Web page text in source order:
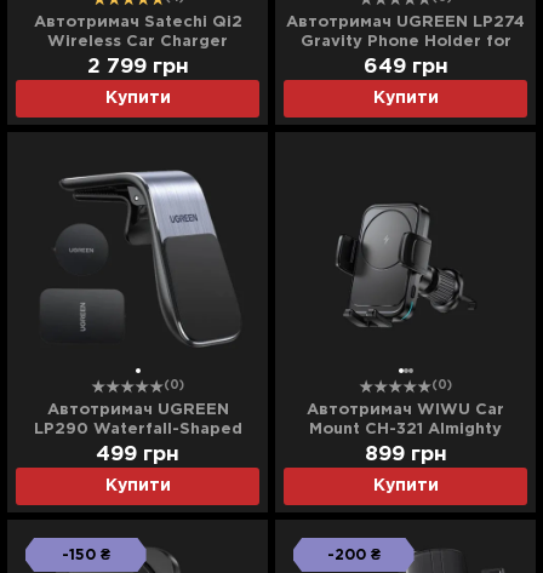
Автотримач Satechi Qi2
Wireless Car Charger
(Space Gray)
Купити
2 799 грн
Автотримач UGREEN LP274
Gravity Phone Holder for
Round Air Vent (Black)
Купити
649 грн
(0)
Автотримач UGREEN
LP290 Waterfall-Shaped
Magnetic Phone Holder
(Black)
Купити
499 грн
(0)
Автотримач WIWU Car
Mount CH-321 Almighty
Wireless Charger 15W
(Black)
Купити
899 грн
-150 ₴ -200 ₴